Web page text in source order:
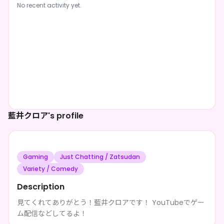
藍井クロア's profile
Gaming
Just Chatting / Zatsudan
Variety / Comedy
Description
見てくれてありがとう！藍井クロアです！ YouTubeでゲー
ム配信などしてるよ！
No recent activity yet.